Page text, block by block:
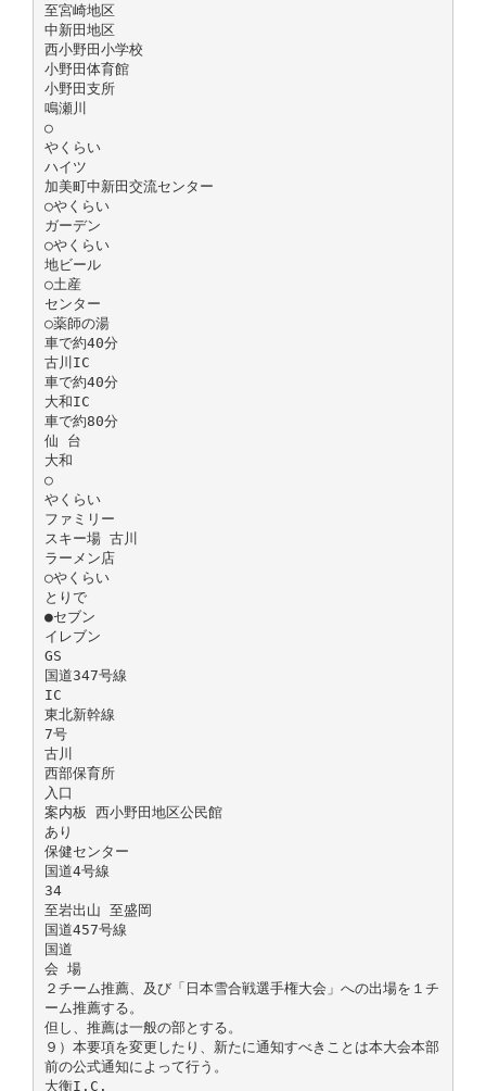
至宮崎地区
中新田地区
西小野田小学校
小野田体育館
小野田支所
鳴瀬川
○
やくらい
ハイツ
加美町中新田交流センター
○やくらい
ガーデン
○やくらい
地ビール
○土産
センター
○薬師の湯
車で約40分
古川IC
車で約40分
大和IC
車で約80分
仙 台
大和
○
やくらい
ファミリー
スキー場 古川
ラーメン店
○やくらい
とりで
●セブン
イレブン
GS
国道347号線
IC
東北新幹線
7号
古川
西部保育所
入口
案内板 西小野田地区公民館
あり
保健センター
国道4号線
34
至岩出山 至盛岡
国道457号線
国道
会 場
２チーム推薦、及び「日本雪合戦選手権大会」への出場を１チ
ーム推薦する。
但し、推薦は一般の部とする。
９）本要項を変更したり、新たに通知すべきことは本大会本部
前の公式通知によって行う。
大衡I.C.